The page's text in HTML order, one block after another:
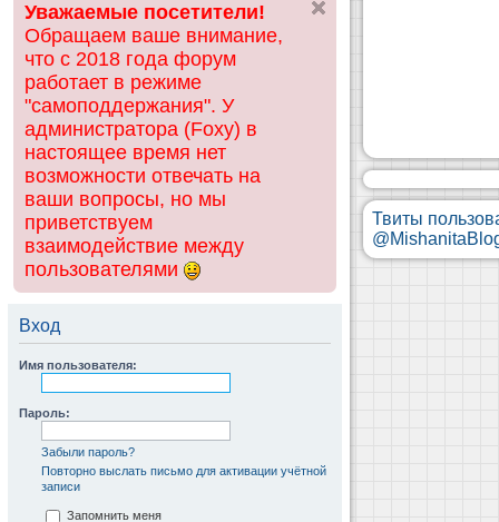
ск
Уважаемые посетители!
Обращаем ваше внимание,
что с 2018 года форум
работает в режиме
"самоподдержания". У
администратора (Foxy) в
настоящее время нет
возможности отвечать на
ваши вопросы, но мы
приветствуем
взаимодействие между
пользователями
Вход
Имя пользователя:
Пароль:
Забыли пароль?
Повторно выслать письмо для активации учётной
записи
Запомнить меня
Твиты